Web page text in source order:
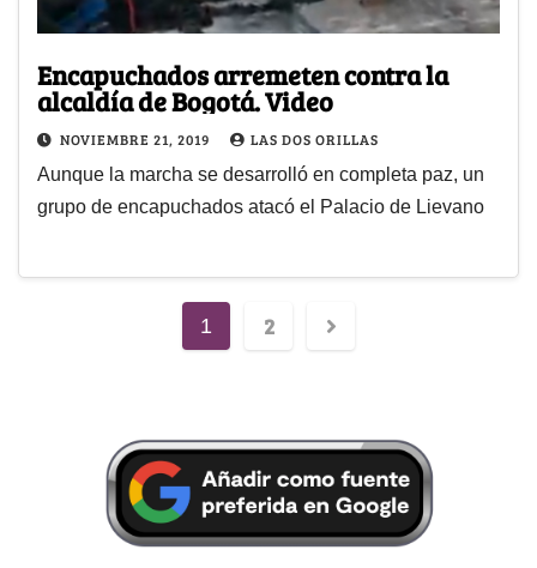
Encapuchados arremeten contra la
alcaldía de Bogotá. Video
NOVIEMBRE 21, 2019 LAS DOS ORILLAS
Aunque la marcha se desarrolló en completa paz, un
grupo de encapuchados atacó el Palacio de Lievano
1 2